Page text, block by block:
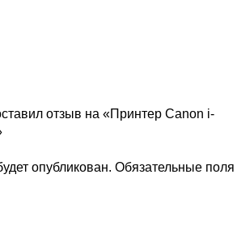
отзыв на «Принтер Canon i-
опубликован. Обязательные поля